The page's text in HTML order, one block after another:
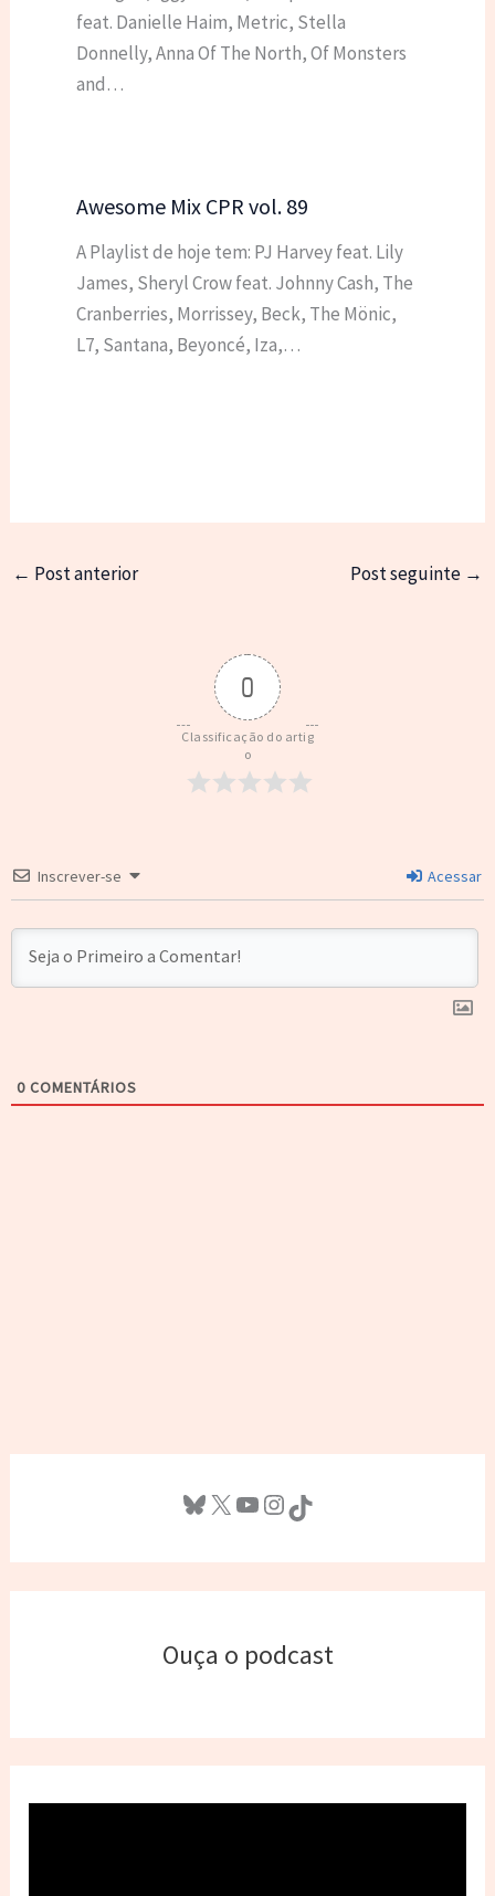
feat. Danielle Haim, Metric, Stella
Donnelly, Anna Of The North, Of Monsters
and…
Awesome Mix CPR vol. 89
A Playlist de hoje tem: PJ Harvey feat. Lily
James, Sheryl Crow feat. Johnny Cash, The
Cranberries, Morrissey, Beck, The Mönic,
L7, Santana, Beyoncé, Iza,…
← Post anterior Post seguinte →
0
Classificação do artig
o
Inscrever-se Acessar
0 COMENTÁRIOS
Bluesky X Youtube InstagramTikTok
Ouça o podcast